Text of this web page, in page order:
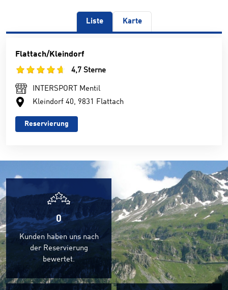
Liste Karte
Flattach/Kleindorf
4,7 Sterne
INTERSPORT Mentil
Kleindorf 40, 9831 Flattach
Reservierung
0
Kunden haben uns nach
der Reservierung
bewertet.